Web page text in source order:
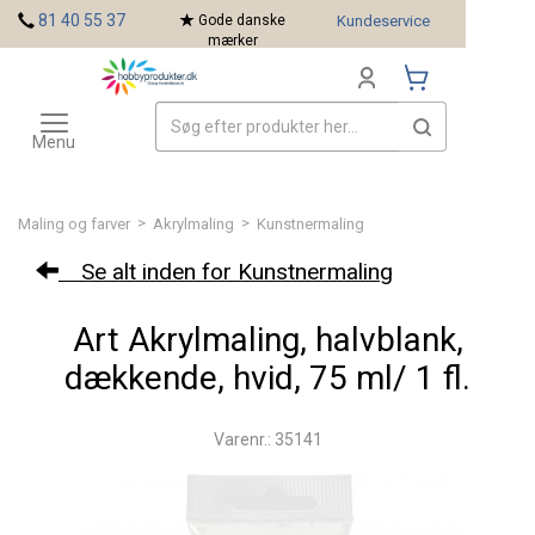
Maling og farver > Akrylmaling > Kunstnermaling
Se alt inden for Kunstnermaling
Art Akrylmaling, halvblank,
dækkende, hvid, 75 ml/ 1 fl.
Varenr.: 35141
81 40 55 37
Gode danske
mærker
Kundeservice
Toggle
navigation
Menu
Mærker